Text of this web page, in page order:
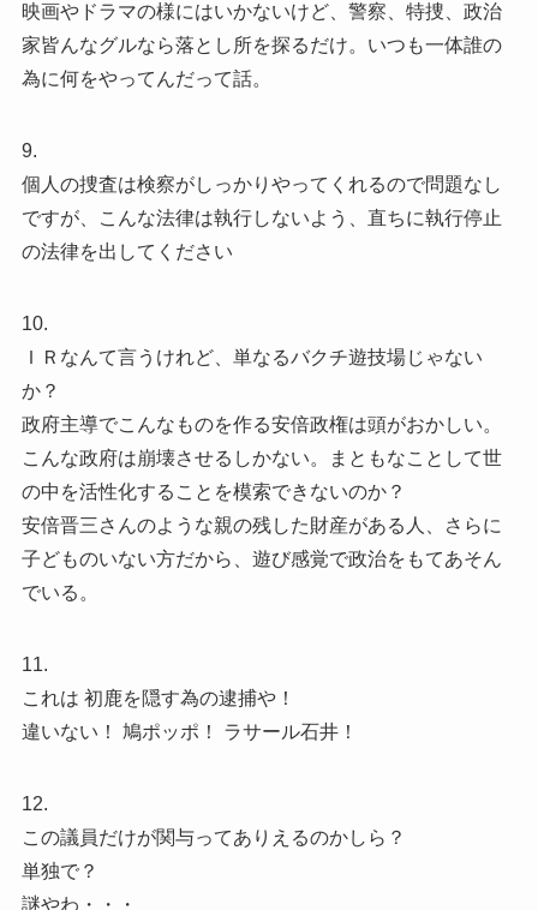
映画やドラマの様にはいかないけど、警察、特捜、政治
家皆んなグルなら落とし所を探るだけ。いつも一体誰の
為に何をやってんだって話。
9.
個人の捜査は検察がしっかりやってくれるので問題なし
ですが、こんな法律は執行しないよう、直ちに執行停止
の法律を出してください
10.
ＩＲなんて言うけれど、単なるバクチ遊技場じゃない
か？
政府主導でこんなものを作る安倍政権は頭がおかしい。
こんな政府は崩壊させるしかない。まともなことして世
の中を活性化することを模索できないのか？
安倍晋三さんのような親の残した財産がある人、さらに
子どものいない方だから、遊び感覚で政治をもてあそん
でいる。
11.
これは 初鹿を隠す為の逮捕や！
違いない！ 鳩ポッポ！ ラサール石井！
12.
この議員だけが関与ってありえるのかしら？
単独で？
謎やわ・・・